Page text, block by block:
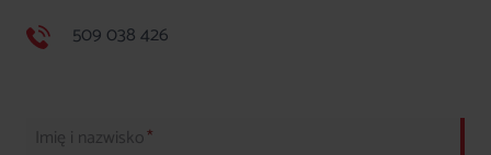
509 038 426
Imię i nazwisko*